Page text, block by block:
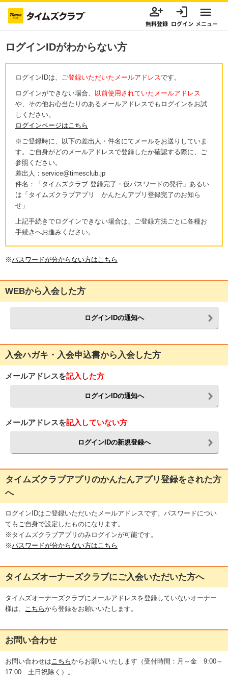
無料登録 ログイン メニュー
ログインIDがわからない方
ログインIDは、 ご登録いただいたメールアドレスです。
ログインができない場合、
以前使用されていたメールアドレス
や、その他お心当たりのあるメールアドレスでもログインをお試
しください。
ログインページはこちら
※ご登録時に、以下の差出人・件名にてメールをお送りしていま
す。ご自身がどのメールアドレスで登録したか確認する際に、ご
参照ください。
差出人：service@timesclub.jp
件名：「タイムズクラブ 登録完了・仮パスワードの発行」あるい
は「タイムズクラブアプリ かんたんアプリ登録完了のお知ら
せ」
上記手続きでログインできない場合は、ご登録方法ごとに各種お
手続きへお進みください。
※パスワードが分からない方はこちら
WEBから入会した方
ログインIDの通知へ
入会ハガキ・入会申込書から入会した方
メールアドレスを記入した方
ログインIDの通知へ
メールアドレスを記入していない方
ログインIDの新規登録へ
タイムズクラブアプリのかんたんアプリ登録をされた方
へ
ログインIDはご登録いただいたメールアドレスです。パスワードについ
てもご自身で設定したものになります。
※タイムズクラブアプリのみログインが可能です。
※パスワードが分からない方はこちら
タイムズオーナーズクラブにご入会いただいた方へ
タイムズオーナーズクラブにメールアドレスを登録していないオーナー
様は、 こちらから登録をお願いいたします。
お問い合わせ
お問い合わせはこちらからお願いいたします（受付時間：月～金 9:00～
17:00 土日祝除く）。